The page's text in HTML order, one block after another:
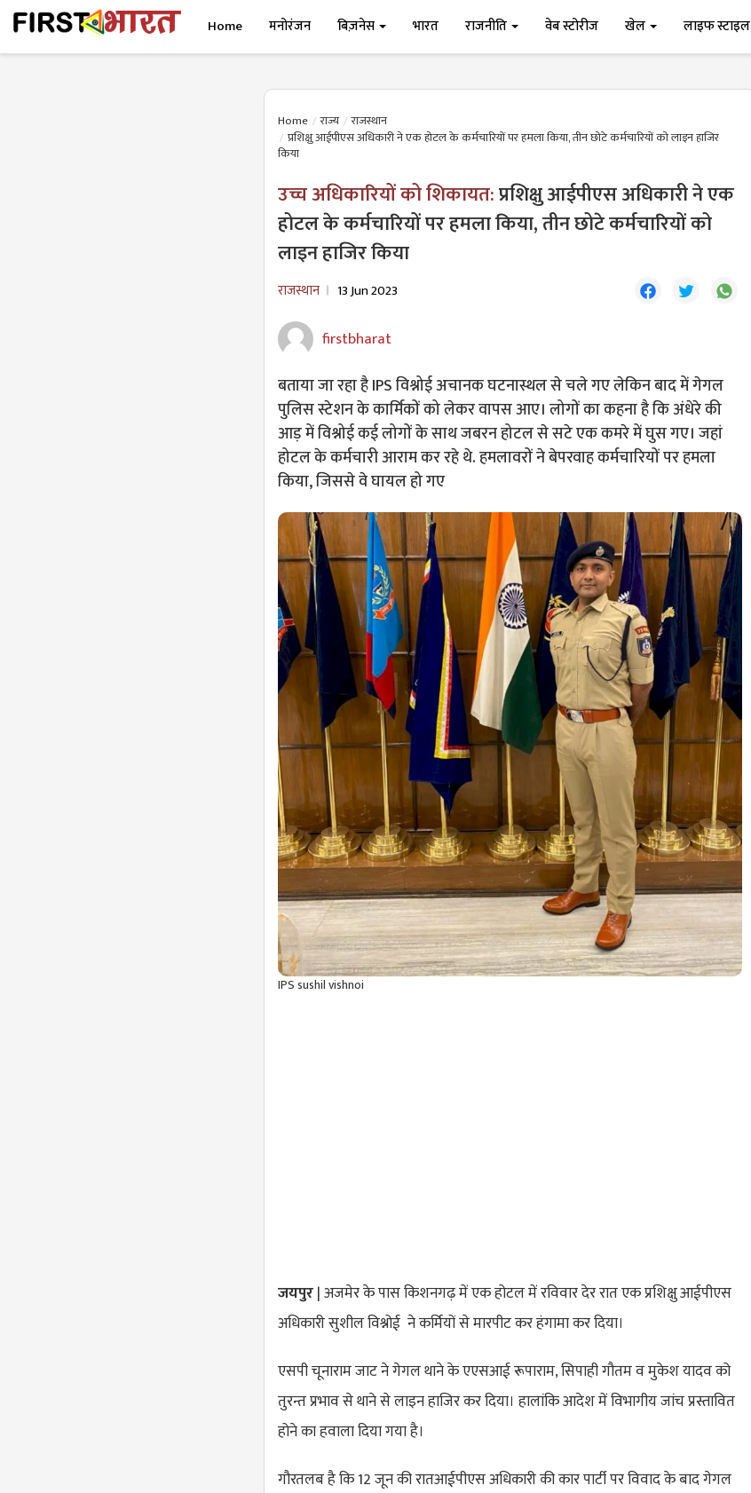
Home मनोरंजन बिज़नेस भारत राजनीति वेब स्टोरीज खेल लाइफ स्टाइल
Home राज्य
राजस्थान
प्रशिक्षु आईपीएस अधिकारी ने एक होटल के कर्मचारियों पर हमला किया, तीन छोटे कर्मचारियों को लाइन हाजिर
किया
उच्च अधिकारियों को शिकायत:प्रशिक्षु आईपीएस अधिकारी ने एक
होटल के कर्मचारियों पर हमला किया, तीन छोटे कर्मचारियों को
लाइन हाजिर किया
राजस्थान 13 Jun 2023
firstbharat
बताया जा रहा है IPS विश्नोई अचानक घटनास्थल से चले गए लेकिन बाद में गेगल
पुलिस स्टेशन के कार्मिकों को लेकर वापस आए। लोगों का कहना है कि अंधेरे की
आड़ में विश्नोई कई लोगों के साथ जबरन होटल से सटे एक कमरे में घुस गए। जहां
होटल के कर्मचारी आराम कर रहे थे. हमलावरों ने बेपरवाह कर्मचारियों पर हमला
किया, जिससे वे घायल हो गए
IPS sushil vishnoi
जयपुर| अजमेर के पास किशनगढ़ में एक होटल में रविवार देर रात एक प्रशिक्षु आईपीएस
अधिकारी सुशील विश्नोई ने कर्मियों से मारपीट कर हंगामा कर दिया।
एसपी चूनाराम जाट ने गेगल थाने के एएसआई रूपाराम, सिपाही गौतम व मुकेश यादव को
तुरन्त प्रभाव से थाने से लाइन हाजिर कर दिया। हालांकि आदेश में विभागीय जांच प्रस्तावित
होने का हवाला दिया गया है।
गौरतलब है कि 12 जून की रातआईपीएस अधिकारी की कार पार्टी पर विवाद के बाद गेगल